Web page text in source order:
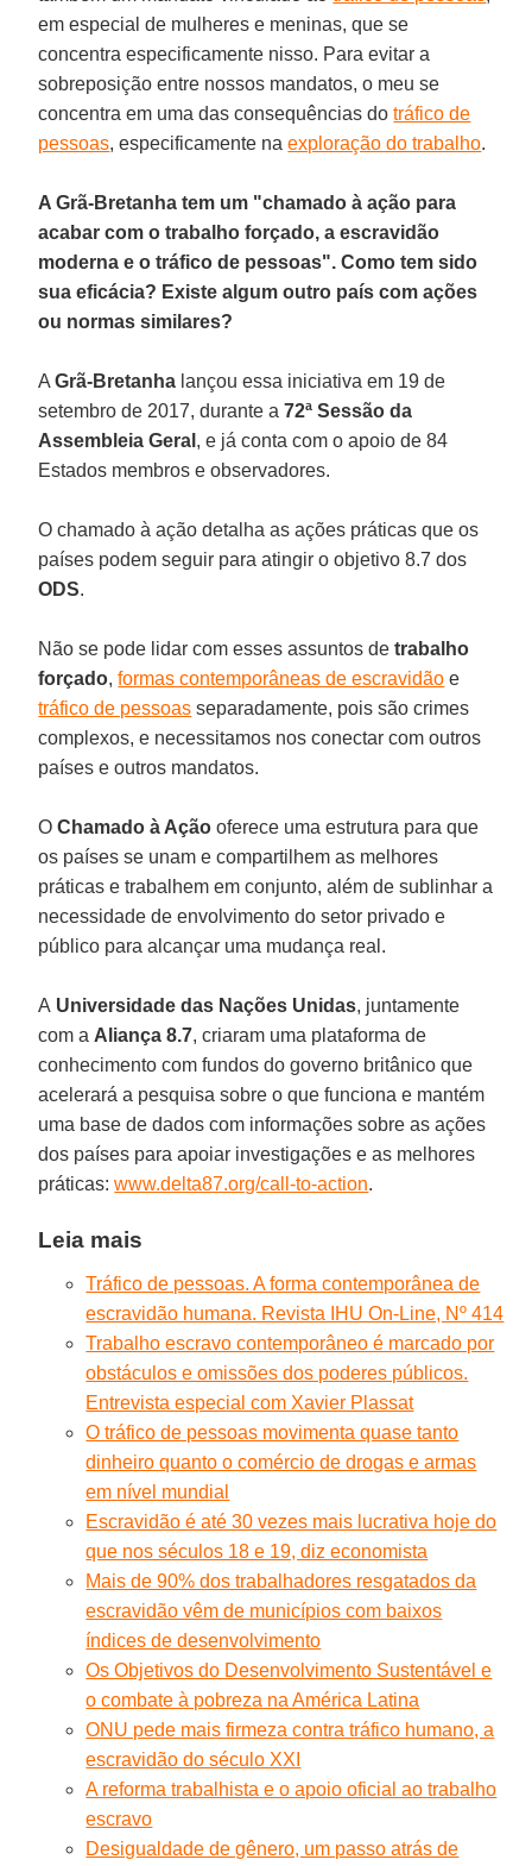
em especial de mulheres e meninas, que se
concentra especificamente nisso. Para evitar a
sobreposição entre nossos mandatos, o meu se
concentra em uma das consequências dotráfico de
pessoas, especificamente naexploração do trabalho.
A Grã-Bretanha tem um "chamado à ação para
acabar com o trabalho forçado, a escravidão
moderna e o tráfico de pessoas". Como tem sido
sua eficácia? Existe algum outro país com ações
ou normas similares?
AGrã-Bretanha lançou essa iniciativa em 19 de
setembro de 2017, durante a72ª Sessão da
Assembleia Geral , e já conta com o apoio de 84
Estados membros e observadores.
O chamado à ação detalha as ações práticas que os
países podem seguir para atingir o objetivo 8.7 dos
ODS.
Não se pode lidar com esses assuntos detrabalho
forçado,formas contemporâneas de escravidão e
tráfico de pessoas separadamente, pois são crimes
complexos, e necessitamos nos conectar com outros
países e outros mandatos.
OChamado à Ação oferece uma estrutura para que
os países se unam e compartilhem as melhores
práticas e trabalhem em conjunto, além de sublinhar a
necessidade de envolvimento do setor privado e
público para alcançar uma mudança real.
A Universidade das Nações Unidas, juntamente
com a Aliança 8.7, criaram uma plataforma de
conhecimento com fundos do governo britânico que
acelerará a pesquisa sobre o que funciona e mantém
uma base de dados com informações sobre as ações
dos países para apoiar investigações e as melhores
práticas:www.delta87.org/call-to-action.
Leia mais
Tráfico de pessoas. A forma contemporânea de
escravidão humana. Revista IHU On-Line, Nº 414
Trabalho escravo contemporâneo é marcado por
obstáculos e omissões dos poderes públicos.
Entrevista especial com Xavier Plassat
O tráfico de pessoas movimenta quase tanto
dinheiro quanto o comércio de drogas e armas
em nível mundial
Escravidão é até 30 vezes mais lucrativa hoje do
que nos séculos 18 e 19, diz economista
Mais de 90% dos trabalhadores resgatados da
escravidão vêm de municípios com baixos
índices de desenvolvimento
Os Objetivos do Desenvolvimento Sustentável e
o combate à pobreza na América Latina
ONU pede mais firmeza contra tráfico humano, a
escravidão do século XXI
A reforma trabalhista e o apoio oficial ao trabalho
escravo
Desigualdade de gênero, um passo atrás de